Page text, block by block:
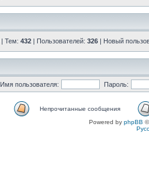
| Тем: 432 | Пользователей: 326 | Новый
Имя пользователя: Пароль:
Непрочитанные сообщения
Powered by phpBB